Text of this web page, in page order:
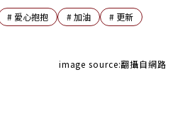
# 愛心抱抱 #加油 # 更新
image source:翻攝自網路